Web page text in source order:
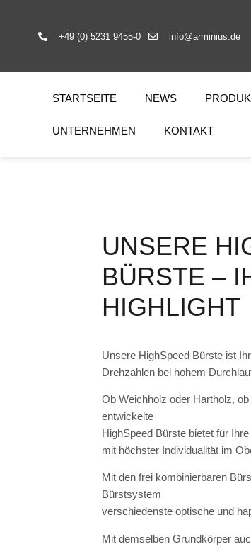
+49 (0) 5231 9455-0 info@arminius.de
STARTSEITE NEWS
UNTERNEHMEN KONTAKT
UNSERE
BÜRSTE –
HIGHLIGHT
Unsere HighSpeed Bürste ist
Drehzahlen bei hohem
Ob Weichholz oder Hartholz,
entwickelte
HighSpeed Bürste bietet für
mit höchster Individualität im
Mit den frei kombinierbaren
Bürstsystem
verschiedenste optische und
Mit demselben Grundkörper